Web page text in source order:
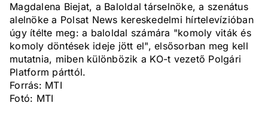
Magdalena Biejat, a Baloldal társelnöke, a szenátus
alelnöke a Polsat News kereskedelmi hírtelevízióban
úgy ítélte meg: a baloldal számára "komoly viták és
komoly döntések ideje jött el", elsősorban meg kell
mutatnia, miben különbözik a KO-t vezető Polgári
Platform párttól.
Forrás: MTI
Fotó: MTI